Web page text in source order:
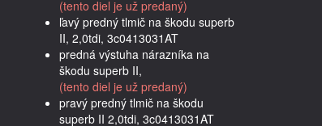
(tento diel je už predaný)
ľavý predný tlmič na škodu superb
II, 2,0tdi, 3c0413031AT
predná výstuha nárazníka na
škodu superb II,
(tento diel je už predaný)
pravý predný tlmič na škodu
superb II 2,0tdi, 3c0413031AT